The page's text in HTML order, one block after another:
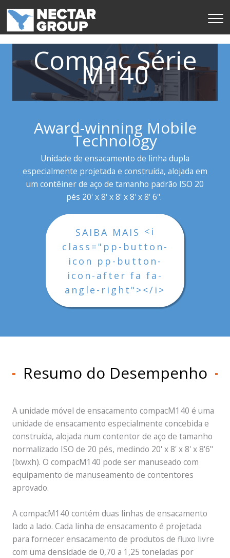
para
conteúdoCompac Série
M140
Award-winning Mobile
Technology
Unidade de ensacamento de linha dupla
especialmente projetada e construída, alojada em
um contêiner de aço de tamanho padrão ISO 20
pés 20' x 8' x 8' x 8' x 8' 6''.
SAIBA MAIS <i
class="pp-button-
icon pp-button-
icon-after fa fa-
angle-right"></i>
Resumo do Desempenho
A unidade móvel de ensacamento compacM140 é uma
unidade de ensacamento especialmente concebida e
construída, alojada num contentor de aço de tamanho
normalizado ISO de 20 pés, medindo 20' x 8' x 8' x 8'6"
(lxwxh). O compacM140 pode ser manuseado com
equipamento de manuseamento de contentores
aprovado.
A compacM140 contém duas linhas de ensacamento
lado a lado. Cada linha de ensacamento é projetada
para fornecer ensacamento de produtos de fluxo livre
com uma densidade de 0,70 a 1,25 toneladas por